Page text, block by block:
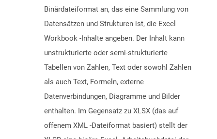
Binärdateiformat an, das eine Sammlung von
Datensätzen und Strukturen ist, die Excel
Workbook -Inhalte angeben. Der Inhalt kann
unstrukturierte oder semi-strukturierte
Tabellen von Zahlen, Text oder sowohl Zahlen
als auch Text, Formeln, externe
Datenverbindungen, Diagramme und Bilder
enthalten. Im Gegensatz zu XLSX (das auf
offenem XML -Dateiformat basiert) stellt der